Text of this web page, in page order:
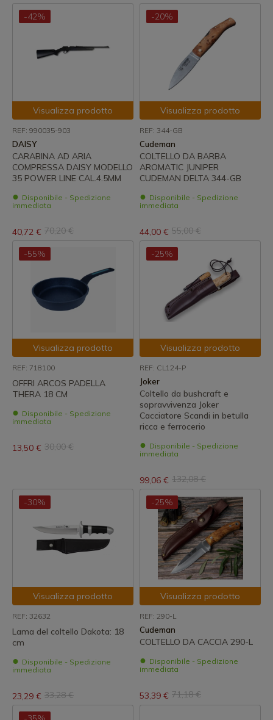
-42%
Visualizza prodotto
REF: 990035-903
DAISY
CARABINA AD ARIA
COMPRESSA DAISY MODELLO
35 POWER LINE CAL.4.5MM
Disponibile - Spedizione
immediata
40,72 € 70,20 €
-20%
Visualizza prodotto
REF: 344-GB
Cudeman
COLTELLO DA BARBA
AROMATIC JUNIPER
CUDEMAN DELTA 344-GB
Disponibile - Spedizione
immediata
44,00 € 55,00 €
-55%
Visualizza prodotto
REF: 718100
OFFRI ARCOS PADELLA
THERA 18 CM
Disponibile - Spedizione
immediata
13,50 € 30,00 €
-25%
Visualizza prodotto
REF: CL124-P
Joker
Coltello da bushcraft e
sopravvivenza Joker
Cacciatore Scandi in betulla
ricca e ferrocerio
Disponibile - Spedizione
immediata
99,06 € 132,08 €
-30%
Visualizza prodotto
REF: 32632
Lama del coltello Dakota: 18
cm
Disponibile - Spedizione
immediata
23,29 € 33,28 €
-25%
Visualizza prodotto
REF: 290-L
Cudeman
COLTELLO DA CACCIA 290-L
Disponibile - Spedizione
immediata
53,39 € 71,18 €